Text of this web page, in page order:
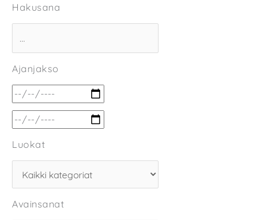
Hakusana
Ajanjakso
Luokat
Avainsanat